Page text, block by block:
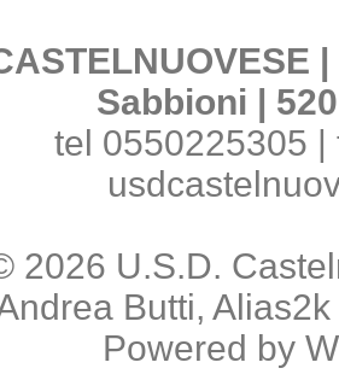
Sabbioni |
tel 0550225305
2026 U.S.D.
Butti, Alias2k
Powered by